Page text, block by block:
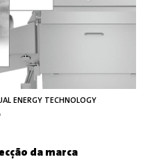
ENERGY TECHNOLOGY
BISCOITOS EMBALADOS
BLOCO DE QUEIJO
EM BATATAS FRITAS
da marca